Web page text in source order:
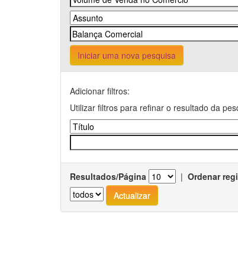
Iniciar uma nova pesquisa
Adicionar filtros:
Utilizar filtros para refinar o resultado da
Resultados/Página | Ordenar